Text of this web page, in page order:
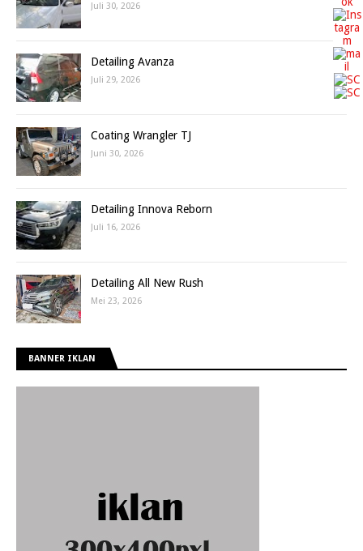
Juli 30, 2026
Detailing Avanza
Juli 29, 2026
Coating Wrangler TJ
Juni 30, 2026
Detailing Innova Reborn
Juli 16, 2026
Detailing All New Rush
Mei 23, 2026
BANNER IKLAN